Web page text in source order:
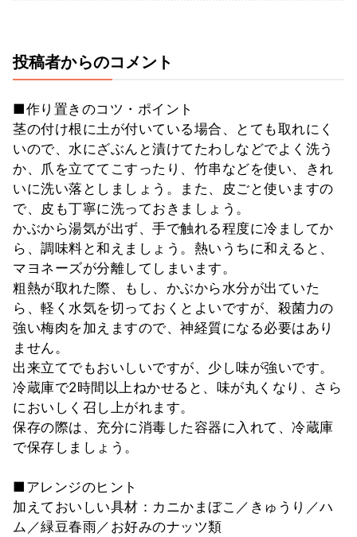
投稿者からのコメント
■作り置きのコツ・ポイント
茎の付け根に土が付いている場合、とても取れにく
いので、水にざぶんと漬けてたわしなどでよく洗う
か、爪を立ててこすったり、竹串などを使い、きれ
いに洗い落としましょう。また、皮ごと使いますの
で、皮も丁寧に洗っておきましょう。
かぶから湯気が出ず、手で触れる程度に冷ましてか
ら、調味料と和えましょう。熱いうちに和えると、
マヨネーズが分離してしまいます。
粗熱が取れた際、もし、かぶから水分が出ていた
ら、軽く水気を切っておくとよいですが、殺菌力の
強い梅肉を加えますので、神経質になる必要はあり
ません。
出来立てでもおいしいですが、少し味が強いです。
冷蔵庫で2時間以上ねかせると、味が丸くなり、さら
においしく召し上がれます。
保存の際は、充分に消毒した容器に入れて、冷蔵庫
で保存しましょう。
■アレンジのヒント
加えておいしい具材：カニかまぼこ／きゅうり／ハ
ム／緑豆春雨／お好みのナッツ類